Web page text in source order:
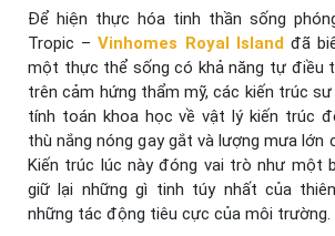
Để hiện thực hóa tinh thần sống
Tropic –Vinhomes Royal Island đã
một thực thể sống có khả năng tự điều
trên cảm hứng thẩm mỹ, các kiến trúc
tính toán khoa học về vật lý kiến trúc
thù nắng nóng gay gắt và lượng mưa lớn
Kiến trúc lúc này đóng vai trò như một
giữ lại những gì tinh túy nhất của
những tác động tiêu cực của môi trường.